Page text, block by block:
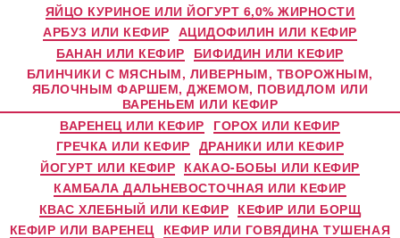
ЯЙЦО КУРИНОЕ ИЛИ ЙОГУРТ 6,0% ЖИРНОСТИ
АРБУЗ ИЛИ КЕФИР АЦИДОФИЛИН ИЛИ КЕФИР
БАНАН ИЛИ КЕФИР БИФИДИН ИЛИ КЕФИР
БЛИНЧИКИ С МЯСНЫМ, ЛИВЕРНЫМ, ТВОРОЖНЫМ,
ЯБЛОЧНЫМ ФАРШЕМ, ДЖЕМОМ, ПОВИДЛОМ ИЛИ
ВАРЕНЬЕМ ИЛИ КЕФИР
ВАРЕНЕЦ ИЛИ КЕФИР ГОРОХ ИЛИ КЕФИР
ГРЕЧКА ИЛИ КЕФИР ДРАНИКИ ИЛИ КЕФИР
ЙОГУРТ ИЛИ КЕФИР КАКАО-БОБЫ ИЛИ КЕФИР
КАМБАЛА ДАЛЬНЕВОСТОЧНАЯ ИЛИ КЕФИР
КВАС ХЛЕБНЫЙ ИЛИ КЕФИР КЕФИР ИЛИ БОРЩ
КЕФИР ИЛИ ВАРЕНЕЦ КЕФИР ИЛИ ГОВЯДИНА ТУШЕНАЯ